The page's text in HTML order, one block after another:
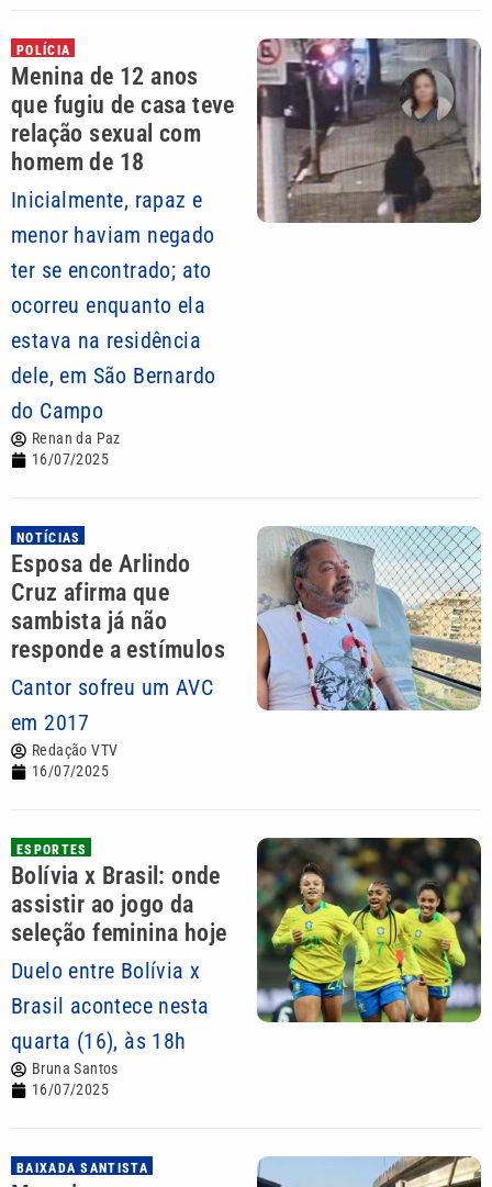
POLÍCIA
Menina de 12 anos
que fugiu de casa teve
relação sexual com
homem de 18
Inicialmente, rapaz e
menor haviam negado
ter se encontrado; ato
ocorreu enquanto ela
estava na residência
dele, em São Bernardo
do Campo
Renan da Paz
16/07/2025
NOTÍCIAS
Esposa de Arlindo
Cruz afirma que
sambista já não
responde a estímulos
Cantor sofreu um AVC
em 2017
Redação VTV
16/07/2025
ESPORTES
Bolívia x Brasil: onde
assistir ao jogo da
seleção feminina hoje
Duelo entre Bolívia x
Brasil acontece nesta
quarta (16), às 18h
Bruna Santos
16/07/2025
BAIXADA SANTISTA